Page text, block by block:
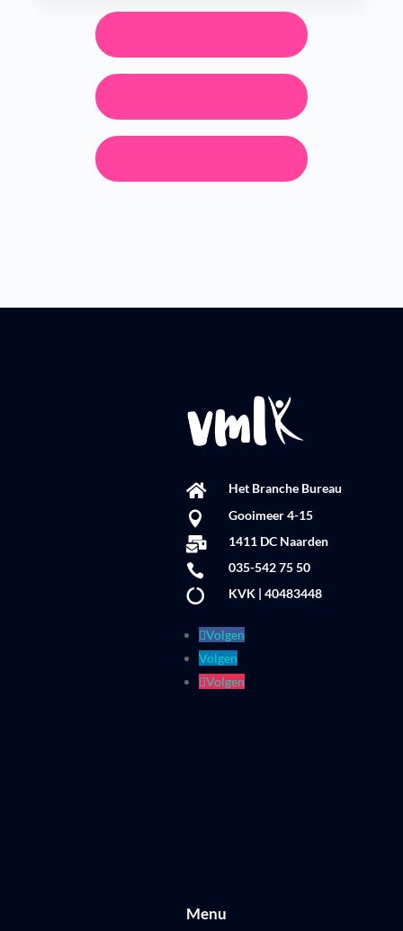
 Het Branche Bureau
 Gooimeer 4-15
 1411 DC Naarden
 035-542 75 50
 KVK | 40483448
Volgen
Volgen
Volgen
Menu